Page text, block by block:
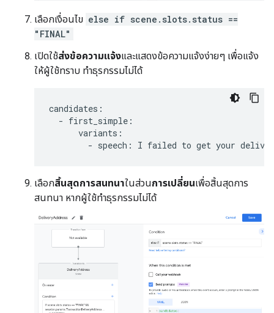
เลือกเงื่อนไข else if scene.slots.status ==
"FINAL"
เปิดใช้ส่งข้อความแจ้งและแสดงข้อความแจ้งง่ายๆ เพื่อแจ้ง
ให้ผู้ใช้ทราบ ทำธุรกรรมไม่ได้
candidates :
- first_simple :
variants :
- speech : I failed to get your
เลือกสิ้นสุดการสนทนาในส่วนการเปลี่ยนเพื่อสิ้นสุดการ
สนทนา หากผู้ใช้ทำธุรกรรมไม่ได้